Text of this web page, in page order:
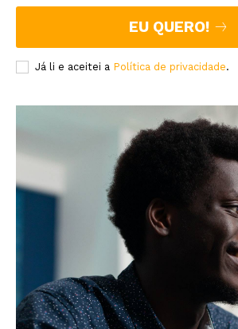
EU QUERO!
Já li e aceitei a Política de privacidade.